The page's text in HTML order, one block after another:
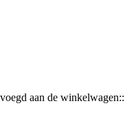
aan de winkelwagen::